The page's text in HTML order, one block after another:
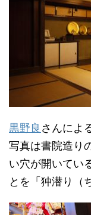
黒野良 さんによ
写真は書院造り
い穴が開いてい
とを「狆潜り（